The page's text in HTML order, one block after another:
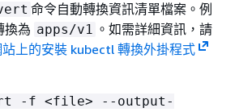
命令自動轉換資訊清單檔案。例
換為 apps/v1 。如需詳細資訊，請
上的安裝 kubectl 轉換外掛程式
-f <file> --output-